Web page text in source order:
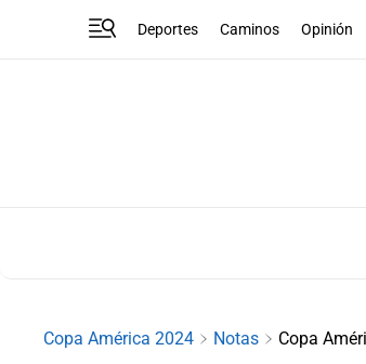
Deportes Caminos Opinión
Copa América 2024 Notas Copa